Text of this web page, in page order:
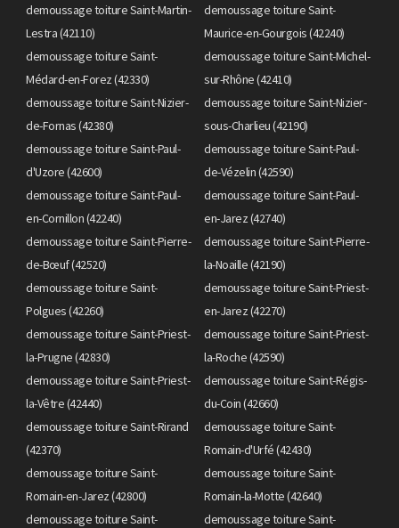
demoussage toiture Saint-Martin-
Lestra (42110)
demoussage toiture Saint-
Maurice-en-Gourgois (42240)
demoussage toiture Saint-
Médard-en-Forez (42330)
demoussage toiture Saint-Michel-
sur-Rhône (42410)
demoussage toiture Saint-Nizier-
de-Fornas (42380)
demoussage toiture Saint-Nizier-
sous-Charlieu (42190)
demoussage toiture Saint-Paul-
d'Uzore (42600)
demoussage toiture Saint-Paul-
de-Vézelin (42590)
demoussage toiture Saint-Paul-
en-Cornillon (42240)
demoussage toiture Saint-Paul-
en-Jarez (42740)
demoussage toiture Saint-Pierre-
de-Bœuf (42520)
demoussage toiture Saint-Pierre-
la-Noaille (42190)
demoussage toiture Saint-
Polgues (42260)
demoussage toiture Saint-Priest-
en-Jarez (42270)
demoussage toiture Saint-Priest-
la-Prugne (42830)
demoussage toiture Saint-Priest-
la-Roche (42590)
demoussage toiture Saint-Priest-
la-Vêtre (42440)
demoussage toiture Saint-Régis-
du-Coin (42660)
demoussage toiture Saint-Rirand
(42370)
demoussage toiture Saint-
Romain-d'Urfé (42430)
demoussage toiture Saint-
Romain-en-Jarez (42800)
demoussage toiture Saint-
Romain-la-Motte (42640)
demoussage toiture Saint-
demoussage toiture Saint-